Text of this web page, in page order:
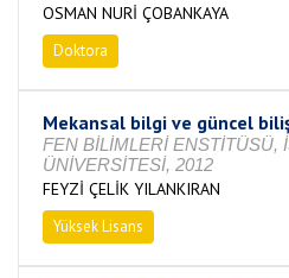
OSMAN NURİ ÇOBANKAYA
Doktora
Mekansal bilgi ve güncel
FEN BİLİMLERİ ENSTİTÜSÜ,
ÜNİVERSİTESİ, 2012
FEYZİ ÇELİK YILANKIRAN
Yüksek Lisans